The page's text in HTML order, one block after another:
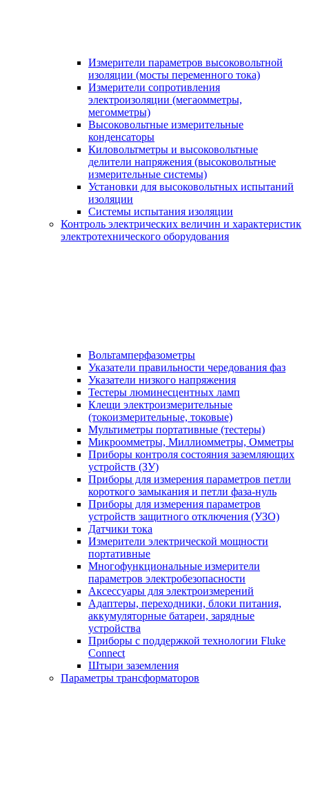
Измерители параметров высоковольтной
изоляции (мосты переменного тока)
Измерители сопротивления
электроизоляции (мегаомметры,
мегомметры)
Высоковольтные измерительные
конденсаторы
Киловольтметры и высоковольтные
делители напряжения (высоковольтные
измерительные системы)
Установки для высоковольтных испытаний
изоляции
Системы испытания изоляции
Контроль электрических величин и характеристик
электротехнического оборудования
Вольтамперфазометры
Указатели правильности чередования фаз
Указатели низкого напряжения
Тестеры люминесцентных ламп
Клещи электроизмерительные
(токоизмерительные, токовые)
Мультиметры портативные (тестеры)
Микроомметры, Миллиомметры, Омметры
Приборы контроля состояния заземляющих
устройств (ЗУ)
Приборы для измерения параметров петли
короткого замыкания и петли фаза-нуль
Приборы для измерения параметров
устройств защитного отключения (УЗО)
Датчики тока
Измерители электрической мощности
портативные
Многофункциональные измерители
параметров электробезопасности
Аксессуары для электроизмерений
Адаптеры, переходники, блоки питания,
аккумуляторные батареи, зарядные
устройства
Приборы с поддержкой технологии Fluke
Connect
Штыри заземления
Параметры трансформаторов